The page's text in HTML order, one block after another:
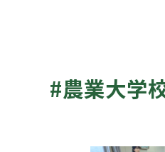
#農業大学